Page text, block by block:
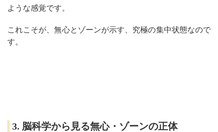
ような感覚です。
これこそが、無心とゾーンが示す、究極の集中状態なので
す。
3. 脳科学から見る無心・ゾーンの正体